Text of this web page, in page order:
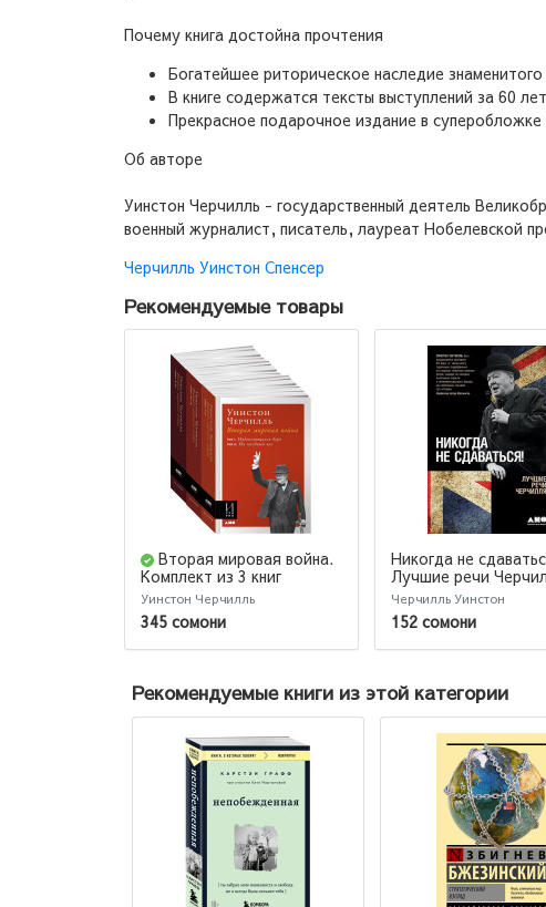
Почему книга достойна прочтения
Богатейшее риторическое наследие
В книге содержатся тексты выступлений за 60
Прекрасное подарочное издание в
Об авторе
Уинстон Черчилль - государственный деятель
военный журналист, писатель, лауреат Нобелевской
Черчилль Уинстон Спенсер
Рекомендуемые товары
Вторая мировая война.
Комплект из 3 книг
Уинстон Черчилль
345 сомони
Никогда не
Лучшие речи
(AB)
Черчилль Уинстон
152 сомони
Рекомендуемые книги из этой категории